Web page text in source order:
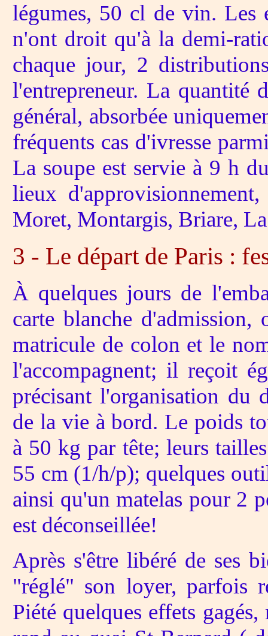
légumes, 50 cl de vin. Les
n'ont droit qu'à la demi-
chaque jour, 2
l'entrepreneur. La quantité
général, absorbée
fréquents cas d'ivresse
La soupe est servie à 9 h
lieux
Moret, Montargis, Briare,
3 - Le départ de Paris :
À quelques jours de
carte blanche
matricule de colon et le
l'accompagnent; il reçoit
précisant l'organisation du
de la vie à bord. Le poids
à 50 kg par tête; leurs
55 cm (1/h/p); quelques
ainsi qu'un matelas pour 2
est déconseillée!
Après s'être libéré de ses
"réglé" son loyer, parfois
Piété quelques effets